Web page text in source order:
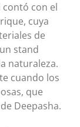
contó con el
cuya
de
stand
naturaleza.
cuando los
que
Deepasha.